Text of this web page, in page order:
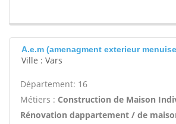
A.e.m (amenagment exterieur
Ville : Vars
Département: 16
Métiers : Construction de Maison
Rénovation dappartement / de